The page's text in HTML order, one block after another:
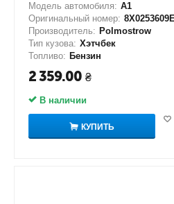
Модель автомобиля: A1
Оригинальный номер:
Производитель: Polmostrow
Тип кузова: Хэтчбек
Топливо: Бензин
2 359.00 ₴
В наличии
КУПИТЬ